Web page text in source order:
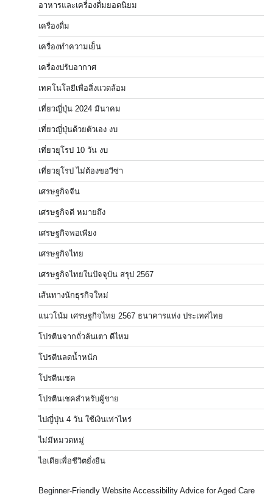
อาหารและเครื่องดื่มยอดนิยม
เครื่องดื่ม
เครื่องทำความเย็น
เครื่องปรับอากาศ
เทคโนโลยีเพื่อสิ่งแวดล้อม
เที่ยวญี่ปุ่น 2024 มีนาคม
เที่ยวญี่ปุ่นด้วยตัวเอง งบ
เที่ยวยุโรป 10 วัน งบ
เที่ยวยุโรป ไม่ต้องขอวีซ่า
เศรษฐกิจจีน
เศรษฐกิจดี หมายถึง
เศรษฐกิจพอเพียง
เศรษฐกิจไทย
เศรษฐกิจไทยในปัจจุบัน สรุป 2567
เส้นทางนักธุรกิจใหม่
แนวโน้ม เศรษฐกิจไทย 2567 ธนาคารแห่ง ประเทศไทย
โปรตีนจากถั่วลันเตา ดีไหม
โปรตีนลดน้ำหนัก
โปรตีนเชค
โปรตีนเชคสำหรับผู้ชาย
ไปญี่ปุ่น 4 วัน ใช้เงินเท่าไหร่
ไม่มีหมวดหมู่
ไอเดียเพื่อชีวิตยั่งยืน
Beginner-Friendly Website Accessibility Advice for Aged Care